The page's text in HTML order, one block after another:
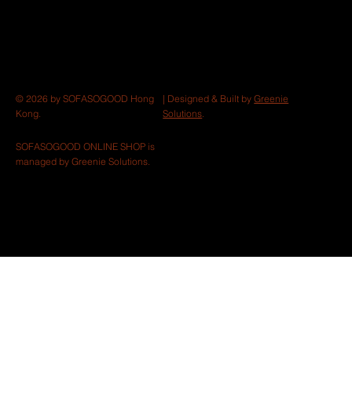
© 2026 by SOFASOGOOD Hong
Kong.
| Designed & Built byGreenie
Solutions
SOFASOGOOD ONLINE SHOP is
managed by Greenie Solutions.